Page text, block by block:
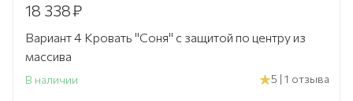
18 338₽
Вариант 4 Кровать "Соня" с защитой по центру из
массива
В наличии 5 | 1 отзыва